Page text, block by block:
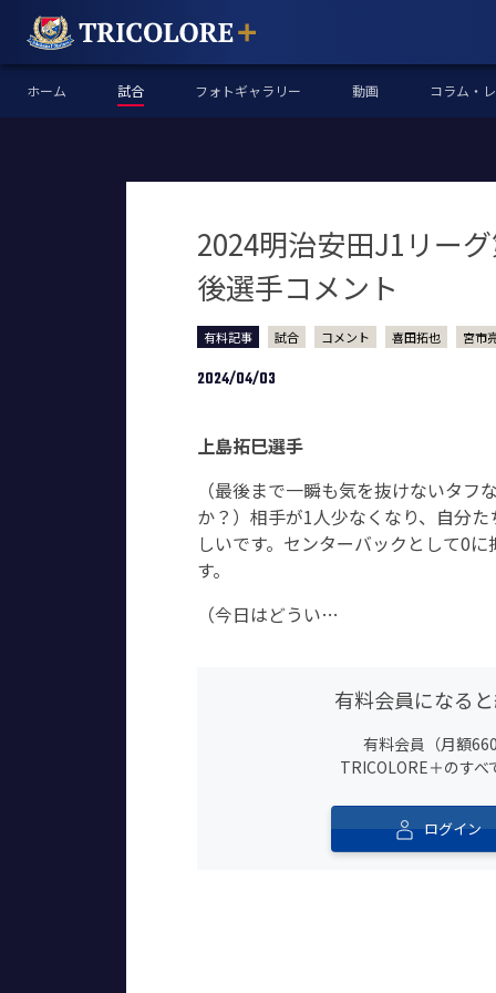
ホーム 試合 フォトギャラリー 動画 コラム・
2024明治安田J1リー
後選手コメント
有料記事 試合 コメント 喜田拓也 宮市
2024/04/03
上島拓巳選手
（最後まで一瞬も気を抜けないタ
か？）相手が1人少なくなり、自分
しいです。センターバックとして0
す。
（今日はどうい…
有料会員になる
有料会員（月額
TRICOLORE＋のす
ログイン